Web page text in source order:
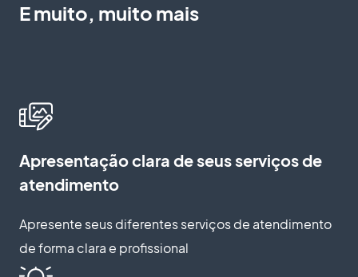
E muito, muito mais
Apresentação clara de seus serviços de
atendimento
Apresente seus diferentes serviços de atendimento
de forma clara e profissional